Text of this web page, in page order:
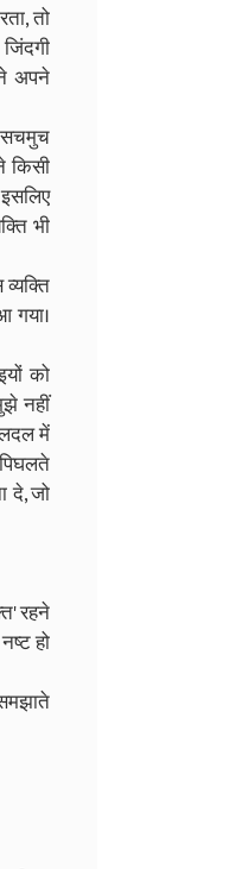
तो
अपने
सचमुच
किसी
भी
गया।
को
नहीं
में
दे, जो
रहने
हो